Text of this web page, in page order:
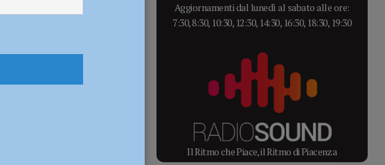
Aggiornamenti dal lunedì al sabato alle ore:
7:30, 8:30, 10:30, 12:30, 14:30, 16:30, 18:30, 19:30
Il Ritmo che Piace, il Ritmo di Piacenza